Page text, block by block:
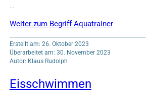
…
Weiter zum Begriff Aquatrainer
Erstellt am: 26. Oktober 2023
Überarbeitet am: 30. November 2023
Autor: Klaus Rudolph
Eisschwimmen